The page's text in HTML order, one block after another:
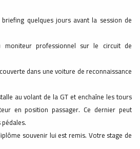
quelques jours avant la session de
professionnel sur le circuit de
dans une voiture de reconnaissance
au volant de la GT et enchaîne les tours
en position passager. Ce dernier peut
souvenir lui est remis. Votre stage de